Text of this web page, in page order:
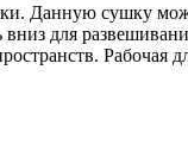
Данную сушку
для
Рабочая